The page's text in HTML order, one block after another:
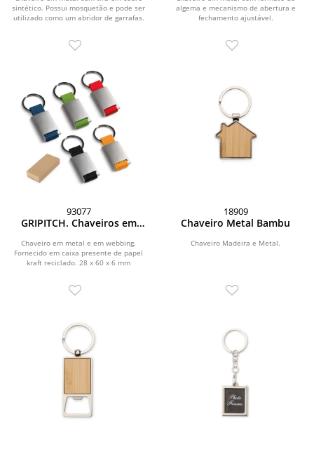
sintético. Possui mosquetão e pode ser
utilizado como um abridor de garrafas.
algema e mecanismo de abertura e
fechamento ajustável.
93077
GRIPITCH. Chaveiros em
Chaveiro em metal e em webbing.
Fornecido em caixa presente de papel
kraft reciclado. 28 x 60 x 6 mm
18909
Chaveiro Metal Bambu
Chaveiro Madeira e Metal.